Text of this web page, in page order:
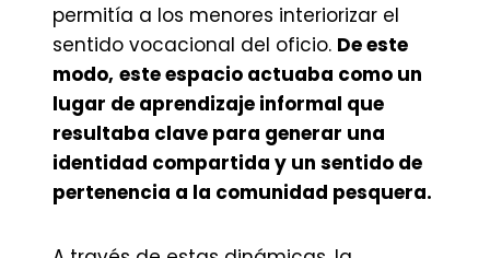
permitía a los menores interiorizar el
sentido vocacional del oficio. De este
modo, este espacio actuaba como un
lugar de aprendizaje informal que
resultaba clave para generar una
identidad compartida y un sentido de
pertenencia a la comunidad pesquera.